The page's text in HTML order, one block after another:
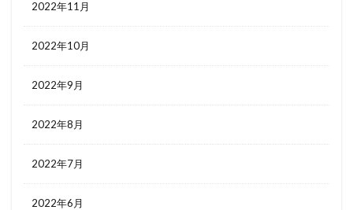
2022年11月
2022年10月
2022年9月
2022年8月
2022年7月
2022年6月